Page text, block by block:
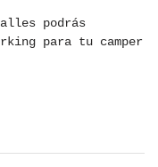
podrás
para tu camper